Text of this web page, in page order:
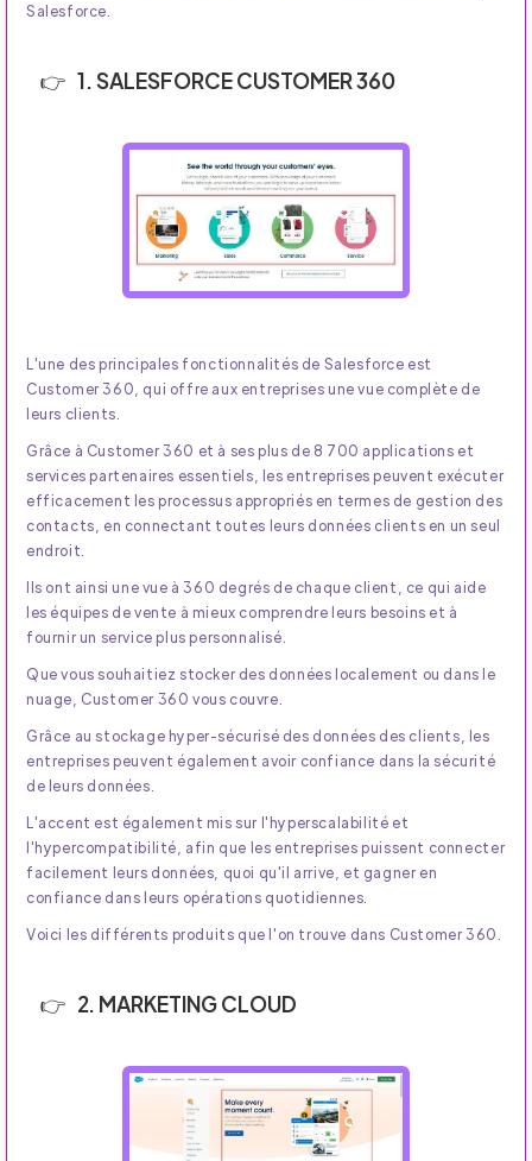
Salesforce.
1. SALESFORCE CUSTOMER 360
L'une des principales fonctionnalités de Salesforce est
Customer 360, qui offre aux entreprises une vue complète de
leurs clients.
Grâce à Customer 360 et à ses plus de 8 700 applications et
services partenaires essentiels, les entreprises peuvent exécuter
efficacement les processus appropriés en termes de gestion des
contacts, en connectant toutes leurs données clients en un seul
endroit.
Ils ont ainsi une vue à 360 degrés de chaque client, ce qui aide
les équipes de vente à mieux comprendre leurs besoins et à
fournir un service plus personnalisé.
Que vous souhaitiez stocker des données localement ou dans le
nuage, Customer 360 vous couvre.
Grâce au stockage hyper-sécurisé des données des clients, les
entreprises peuvent également avoir confiance dans la sécurité
de leurs données.
L'accent est également mis sur l'hyperscalabilité et
l'hypercompatibilité, afin que les entreprises puissent connecter
facilement leurs données, quoi qu'il arrive, et gagner en
confiance dans leurs opérations quotidiennes.
Voici les différents produits que l'on trouve dans Customer 360.
2. MARKETING CLOUD